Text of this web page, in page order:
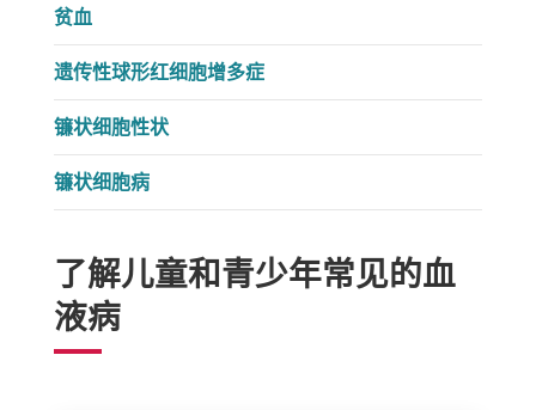
贫血
遗传性球形红细胞增多症
镰状细胞性状
镰状细胞病
了解儿童和青少年常见的血
液病